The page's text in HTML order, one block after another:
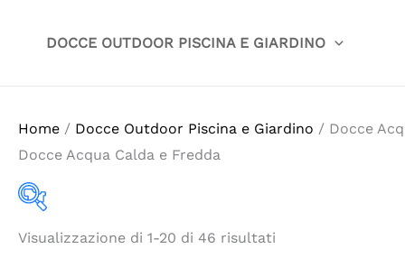
DOCCE OUTDOOR PISCINA E GIARDINO
Home / Docce Outdoor Piscina e Giardino / Docce
Docce Acqua Calda e Fredda
Categorie prodotto
Visualizzazione di 1-20 di 46 risultati